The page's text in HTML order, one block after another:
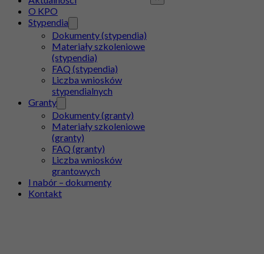
O KPO
Stypendia
Dokumenty (stypendia)
Materiały szkoleniowe
(stypendia)
FAQ (stypendia)
Liczba wniosków
stypendialnych
Granty
Dokumenty (granty)
Materiały szkoleniowe
(granty)
FAQ (granty)
Liczba wniosków
grantowych
I nabór – dokumenty
Kontakt